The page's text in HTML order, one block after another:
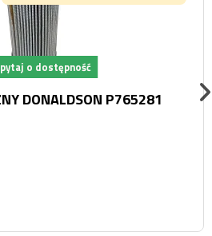
o dostępność
DONALDSON P765281